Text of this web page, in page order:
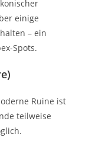
einige
– ein
Spots.
Ruine ist
teilweise